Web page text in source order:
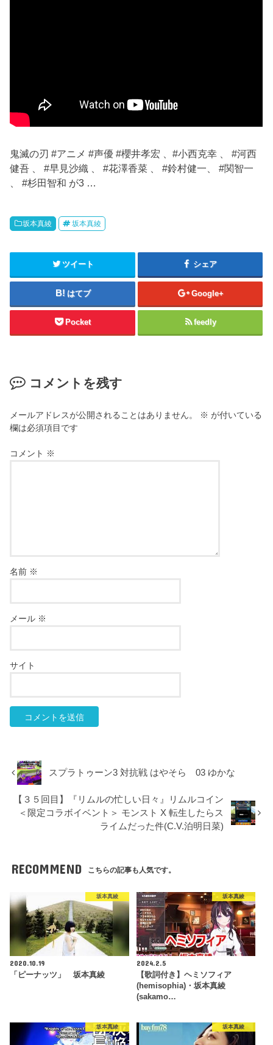
鬼滅の刃 #アニメ #声優 #櫻井孝宏 、#小西克幸 、 #河西
健吾 、 #早見沙織 、 #花澤香菜 、 #鈴村健一、 #関智一
、 #杉田智和 が3 …
坂本真綾 坂本真綾
ツイート シェア
はてブ Google+
Pocket feedly
コメントを残す
メールアドレスが公開されることはありません。 ※ が付いている
欄は必須項目です
コメント ※
名前 ※
メール ※
サイト
スプラトゥーン3 対抗戦 はやそら 03 ゆかな
【３５回目】『リムルの忙しい日々』リムルコイン
＜限定コラボイベント＞ モンスト X 転生したらス
ライムだった件(C.V.泊明日菜)
RECOMMEND こちらの記事も人気です。
坂本真綾
2020.10.19
「ピーナッツ」 坂本真綾
坂本真綾
2024.2.5
【歌詞付き】ヘミソフィア
(hemisophia)・坂本真綾
(sakamo…
坂本真綾 坂本真綾